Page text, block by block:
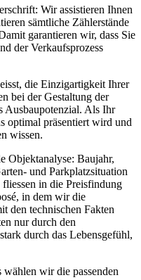
Wir assistieren Ihnen
sämtliche Zählerstände
garantieren wir, dass Sie
der Verkaufsprozess
die Einzigartigkeit Ihrer
bei der Gestaltung der
Ausbaupotenzial. Als Ihr
optimal präsentiert wird und
wissen.
Objektanalyse: Baujahr,
und Parkplatzsituation
in die Preisfindung
in dem wir die
den technischen Fakten
nur durch den
durch das Lebensgefühl,
wir die passenden